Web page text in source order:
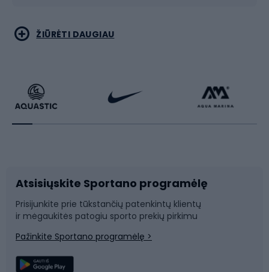
Bėgimas
Dviratininkų apranga
Dviračių dalys
Laipiojimas
Žvejyba
Koviniai sportai
Rakečių sportas
Rogutės ir čiuožynės
Snieglenčių sportas
Plaukimas
ŽIŪRĖTI DAUGIAU
Atsisiųskite Sportano programėlę
Prisijunkite prie tūkstančių patenkintų klientų
ir mėgaukitės patogiu sporto prekių pirkimu
Pažinkite Sportano programėlę >